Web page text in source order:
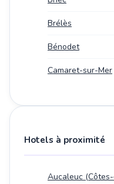
Brélès
Bénodet
Camaret-sur-Mer
Hotels à proximité
Aucaleuc